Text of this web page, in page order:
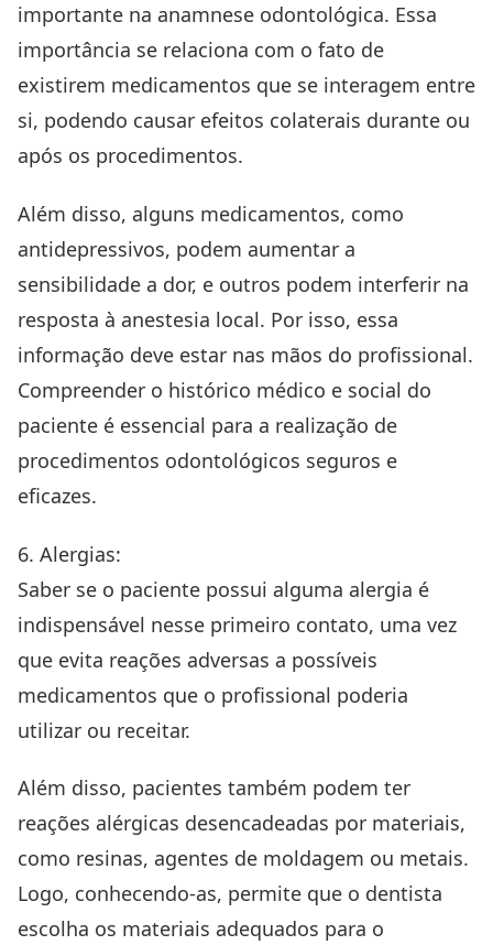
importante na anamnese odontológica. Essa
importância se relaciona com o fato de
existirem medicamentos que se interagem entre
si, podendo causar efeitos colaterais durante ou
após os procedimentos.
Além disso, alguns medicamentos, como
antidepressivos, podem aumentar a
sensibilidade a dor, e outros podem interferir na
resposta à anestesia local. Por isso, essa
informação deve estar nas mãos do profissional.
Compreender o histórico médico e social do
paciente é essencial para a realização de
procedimentos odontológicos seguros e
eficazes.
6. Alergias:
Saber se o paciente possui alguma alergia é
indispensável nesse primeiro contato, uma vez
que evita reações adversas a possíveis
medicamentos que o profissional poderia
utilizar ou receitar.
Além disso, pacientes também podem ter
reações alérgicas desencadeadas por materiais,
como resinas, agentes de moldagem ou metais.
Logo, conhecendo-as, permite que o dentista
escolha os materiais adequados para o